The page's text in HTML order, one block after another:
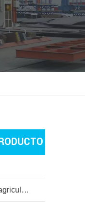
Edificios de acero para agricultura